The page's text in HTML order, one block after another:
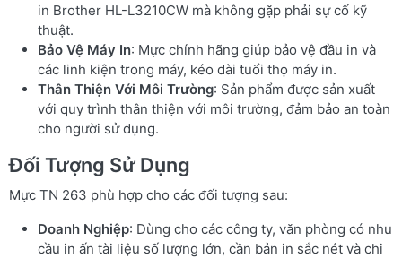
in Brother HL-L3210CW mà không gặp phải sự cố kỹ
thuật.
Bảo Vệ Máy In: Mực chính hãng giúp bảo vệ đầu in và
các linh kiện trong máy, kéo dài tuổi thọ máy in.
Thân Thiện Với Môi Trường: Sản phẩm được sản xuất
với quy trình thân thiện với môi trường, đảm bảo an toàn
cho người sử dụng.
Đối Tượng Sử Dụng
Mực TN 263 phù hợp cho các đối tượng sau:
Doanh Nghiệp: Dùng cho các công ty, văn phòng có nhu
cầu in ấn tài liệu số lượng lớn, cần bản in sắc nét và chi